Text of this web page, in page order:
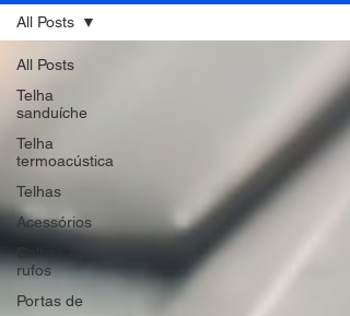
All Posts
Telha
sanduíche
Telha
termoacústica
Telhas
Acessórios
rufos
Portas de
All Posts